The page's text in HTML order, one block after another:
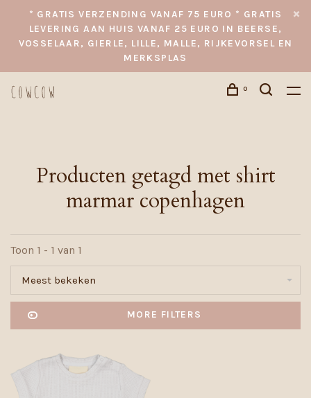
* GRATIS VERZENDING VANAF 75 EURO * GRATIS
LEVERING AAN HUIS VANAF 25 EURO IN BEERSE,
VOSSELAAR, GIERLE, LILLE, MALLE, RIJKEVORSEL EN
MERKSPLAS
0
Producten getagd met shirt
marmar copenhagen
Toon 1 - 1 van 1
Meest bekeken
MORE FILTERS